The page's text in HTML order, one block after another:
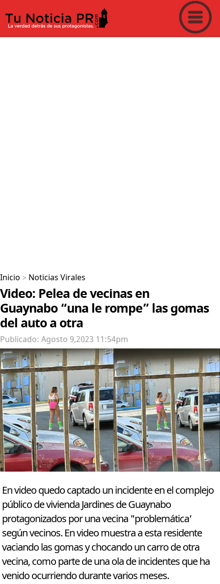
Inicio > Noticias Virales
Video: Pelea de vecinas en
Guaynabo “una le rompe” las gomas
del auto a otra
Publicado: Agosto 9,2023 11:54pm
En video quedo captado un incidente en el complejo
público de vivienda Jardines de Guaynabo
protagonizados por una vecina "problemática’
según vecinos. En video muestra a esta residente
vaciando las gomas y chocando un carro de otra
vecina, como parte de una ola de incidentes que ha
venido ocurriendo durante varios meses.